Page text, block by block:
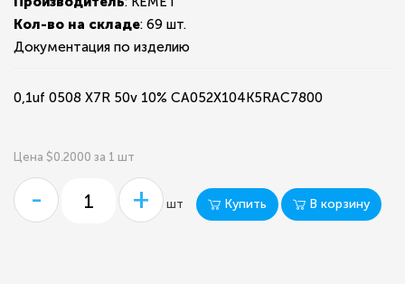
Кол-во на складе: 69 шт.
Документация по изделию
0,1uf 0508 X7R 50v 10% CA052X104K5RAC7800
Цена $0.2000 за 1 шт
- + шт Купить В корзину